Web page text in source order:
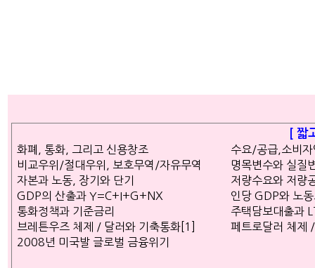
ⓘ
[ 짧
화폐, 통화, 그리고 신용창조
수요/공급,소비
비교우위/절대우위, 보호무역/자유무역
명목변수와 실질
자본과 노동, 장기와 단기
저량수요와 저량
GDP의 산출과 Y=C+I+G+NX
인당 GDP와 노
통화정책과 기준금리
주택담보대출과
브레튼우즈 체제 / 달러와 기축통화[1]
페트로달러 체제
2008년 미국발 글로벌 금융위기